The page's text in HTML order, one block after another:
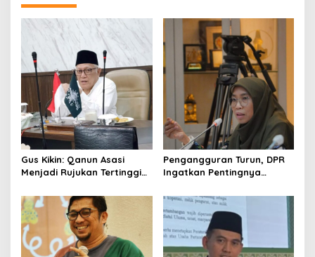
Gus Kikin: Qanun Asasi
Menjadi Rujukan Tertinggi
Pengangguran Turun, DPR
Ingatkan Pentingnya
yang Layak